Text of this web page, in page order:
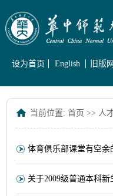
设为首页 English 旧版
当前位置:首页 >> 人
体育俱乐部课堂有空余
关于2009级普通本科